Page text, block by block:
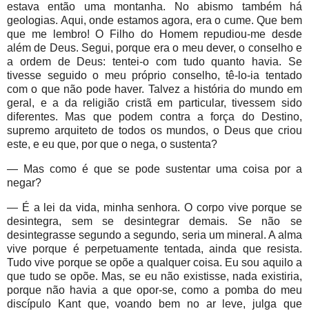
estava então uma montanha. No abismo também há
geologias. Aqui, onde estamos agora, era o cume. Que bem
que me lembro! O Filho do Homem repudiou-me desde
além de Deus. Segui, porque era o meu dever, o conselho e
a ordem de Deus: tentei-o com tudo quanto havia. Se
tivesse seguido o meu próprio conselho, tê-lo-ia tentado
com o que não pode haver. Talvez a história do mundo em
geral, e a da religião cristã em particular, tivessem sido
diferentes. Mas que podem contra a força do Destino,
supremo arquiteto de todos os mundos, o Deus que criou
este, e eu que, por que o nega, o sustenta?
— Mas como é que se pode sustentar uma coisa por a
negar?
— É a lei da vida, minha senhora. O corpo vive porque se
desintegra, sem se desintegrar demais. Se não se
desintegrasse segundo a segundo, seria um mineral. A alma
vive porque é perpetuamente tentada, ainda que resista.
Tudo vive porque se opõe a qualquer coisa. Eu sou aquilo a
que tudo se opõe. Mas, se eu não existisse, nada existiria,
porque não havia a que opor-se, como a pomba do meu
discípulo Kant que, voando bem no ar leve, julga que